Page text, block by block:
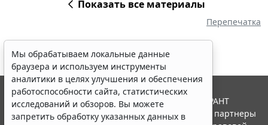
Показать все материалы
Перепечатка
Мы обрабатываем локальные данные
браузера и используем инструменты
аналитики в целях улучшения и обеспечения
работоспособности сайта, статистических
исследований и обзоров. Вы можете
запретить обработку указанных данных в
© ООО "НПП "ГАРАНТ-СЕРВИС", 2026. Система ГАРАНТ
выпускается с 1990 года. Компания "Гарант" и ее партнеры